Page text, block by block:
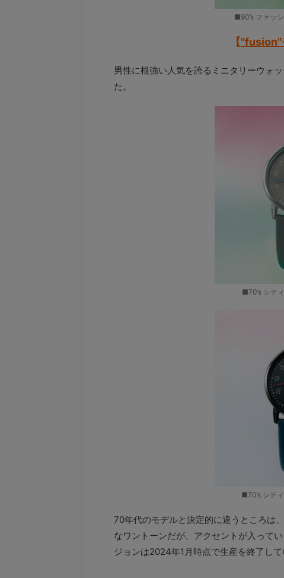
■90’s ファッ
【"fusion"
男性に根強い人気を誇るミニタリーウォ
た。
■70’s シテ
■70’s シテ
70年代のモデルと決定的に違うところは
なワントーンだが、アクセントが入って
ジョンは2024年1月時点で生産を終了して